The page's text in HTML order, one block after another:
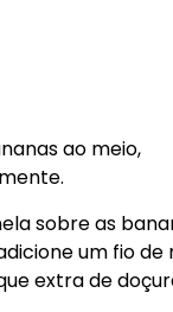
ao meio,
sobre as
um fio
extra de